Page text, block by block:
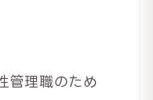
管理職のため